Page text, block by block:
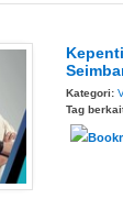
Kategori:
Tag